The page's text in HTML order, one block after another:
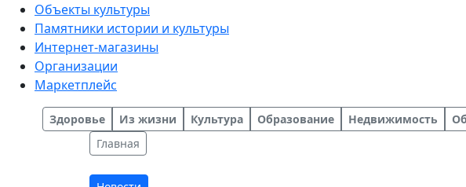
Объекты культуры
Памятники истории и культуры
Интернет-магазины
Организации
Маркетплейс
Здоровье Из жизни Культура Образование Недвижимость
Главная